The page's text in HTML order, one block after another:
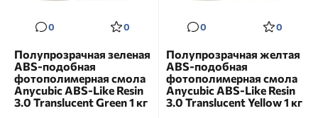
0 0
Полупрозрачная зеленая
ABS-подобная
фотополимерная смола
Anycubic ABS-Like Resin
3.0 Translucent Green 1 кг
0 0
Полупрозрачная желтая
ABS-подобная
фотополимерная смола
Anycubic ABS-Like Resin
3.0 Translucent Yellow 1 кг